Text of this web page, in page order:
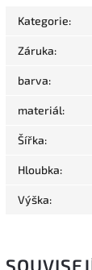
Kategorie:
Záruka:
barva:
materiál:
Šířka:
Hloubka:
Výška: